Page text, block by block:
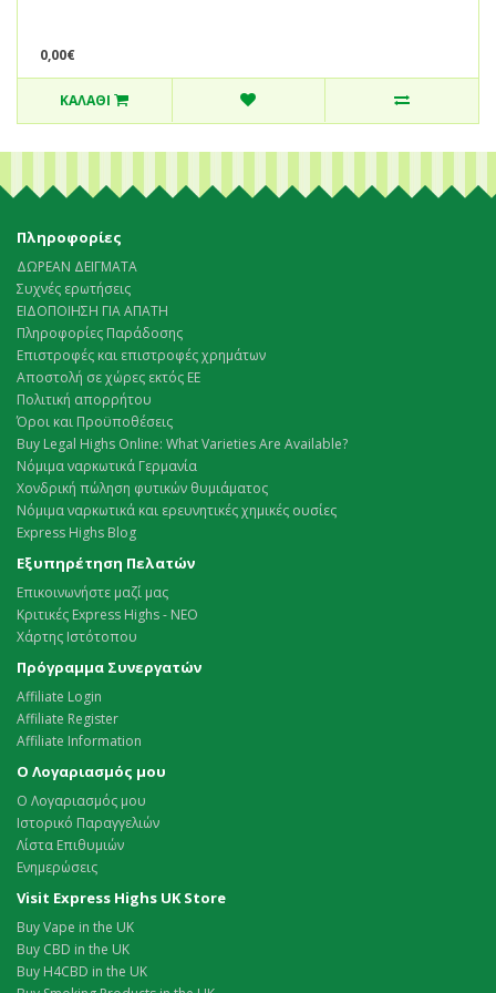
0,00€
ΚΑΛΆΘΙ
Πληροφορίες
ΔΩΡΕΑΝ ΔΕΙΓΜΑΤΑ
Συχνές ερωτήσεις
ΕΙΔΟΠΟΙΗΣΗ ΓΙΑ ΑΠΑΤΗ
Πληροφορίες Παράδοσης
Επιστροφές και επιστροφές χρημάτων
Αποστολή σε χώρες εκτός ΕΕ
Πολιτική απορρήτου
Όροι και Προϋποθέσεις
Buy Legal Highs Online: What Varieties Are Available?
Νόμιμα ναρκωτικά Γερμανία
Χονδρική πώληση φυτικών θυμιάματος
Νόμιμα ναρκωτικά και ερευνητικές χημικές ουσίες
Express Highs Blog
Εξυπηρέτηση Πελατών
Επικοινωνήστε μαζί μας
Κριτικές Express Highs - ΝΕΟ
Χάρτης Ιστότοπου
Πρόγραμμα Συνεργατών
Affiliate Login
Affiliate Register
Affiliate Information
Ο Λογαριασμός μου
Ο Λογαριασμός μου
Ιστορικό Παραγγελιών
Λίστα Επιθυμιών
Ενημερώσεις
Visit Express Highs UK Store
Buy Vape in the UK
Buy CBD in the UK
Buy H4CBD in the UK